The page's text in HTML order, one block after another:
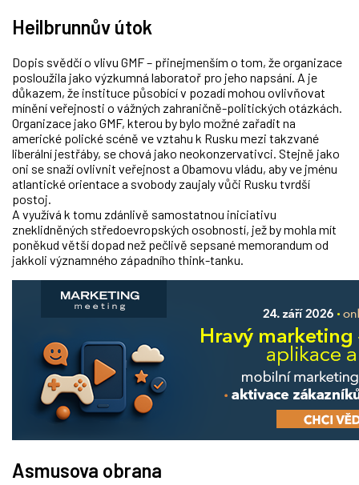
Heilbrunnův útok
Dopis svědčí o vlivu GMF – přinejmenším o tom, že organizace
posloužila jako výzkumná laboratoř pro jeho napsání. A je
důkazem, že instituce působící v pozadí mohou ovlivňovat
mínění veřejnosti o vážných zahraničně-politických otázkách.
Organizace jako GMF, kterou by bylo možné zařadit na
americké polické scéně ve vztahu k Rusku mezi takzvané
liberální jestřáby, se chová jako neokonzervativci. Stejně jako
oni se snaží ovlivnit veřejnost a Obamovu vládu, aby ve jménu
atlantické orientace a svobody zaujaly vůči Rusku tvrdší
postoj.
A využívá k tomu zdánlivě samostatnou iniciativu
zneklidněných středoevropských osobností, jež by mohla mít
poněkud větší dopad než pečlivě sepsané memorandum od
jakkoli významného západního think-tanku.
Asmusova obrana